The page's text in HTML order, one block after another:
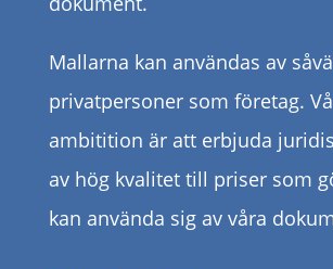
Mallarna kan användas av
privatpersoner som företag.
ambitition är att erbjuda
av hög kvalitet till priser som
kan använda sig av våra